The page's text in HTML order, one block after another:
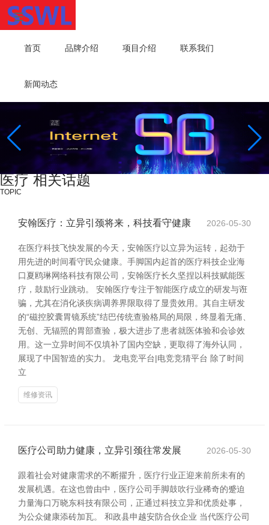
首页 品牌介绍 项目介绍 联系我们
新闻动态
医疗 相关话题
TOPIC
安翰医疗：立异引颈将来，科技看守健康 2026-05-30
在医疗科技飞快发展的今天，安翰医疗以立异为运转，起劲于
用先进的时间看守民众健康。手脚国内起首的医疗科技企业海
口夏鸥琳网络科技有限公司，安翰医疗长久坚捏以科技赋能医
疗，鼓励行业跳动。 安翰医疗专注于智能医疗成立的研发与诳
骗，尤其在消化谈疾病调养界限取得了显贵效用。其自主研发
的“磁控胶囊胃镜系统”结巴传统查验格局的局限，终显着无痛、
无创、无辐照的胃部查验，极大进步了患者就医体验和会诊效
用。这一立异时间不仅填补了国内空缺，更取得了海外认同，
展现了中国智造的实力。 龙电竞平台|电竞竞猜平台 除了时间
立
维修资讯
医疗公司助力健康，立异引颈往常发展 2026-05-30
跟着社会对健康需求的不断擢升，医疗行业正迎来前所未有的
发展机遇。在这也曾由中，医疗公司手脚鼓吹行业稀奇的蹙迫
力量海口万晓东科技有限公司，正通过科技立异和优质处事，
为公众健康添砖加瓦。 和政县申越安防合伙企业 当代医疗公司